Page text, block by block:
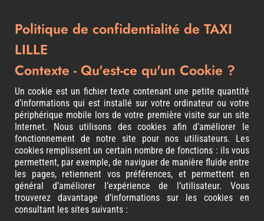
Politique de confidentialité de TAXI
LILLE
Contexte - Qu'est-ce qu'un Cookie ?
Un cookie est un fichier texte contenant une petite quantité
d’informations qui est installé sur votre ordinateur ou votre
périphérique mobile lors de votre première visite sur un site
Internet. Nous utilisons des cookies afin d’améliorer le
fonctionnement de notre site pour nos utilisateurs. Les
cookies remplissent un certain nombre de fonctions : ils vous
permettent, par exemple, de naviguer de manière fluide entre
les pages, retiennent vos préférences, et permettent en
général d’améliorer l’expérience de l’utilisateur. Vous
trouverez davantage d’informations sur les cookies en
consultant les sites suivants :